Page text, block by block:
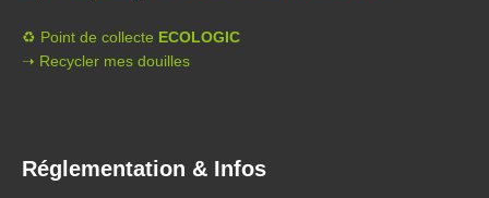
♻️ Point de collecte ECOLOGIC
➝ Recycler mes douilles
Réglementation & Infos